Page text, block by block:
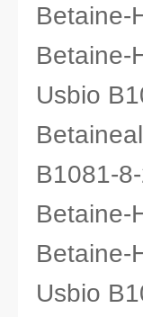
Betaine-
Usbio
B1081-
Betaine-
Usbio